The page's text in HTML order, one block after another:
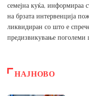
семејна куќа, информираа
на брзата интервенција
ликвидиран со што е
предизвикување поголеми
НАЈНОВО